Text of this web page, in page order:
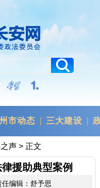
市动态 三大建设
声> 正文
援助典型案例
编辑：舒予思